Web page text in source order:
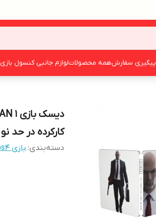
پیگیری سفارشهمه محصولاتلوازم جانبی کنسول بازی
کارکرده در حد نو
دسته‌بندی: بازی ps4